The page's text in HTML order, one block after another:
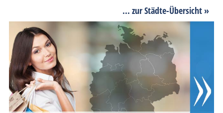
... zur Städte-Übersicht »